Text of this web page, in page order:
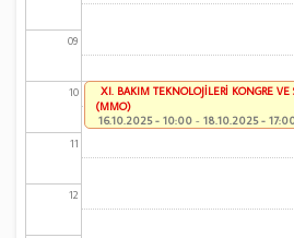
09
10
11
12
XI. BAKIM TEKNOLOJİLERİ KONGRE VE
(MMO)
16.10.2025 - 10:00 -18.10.2025 -